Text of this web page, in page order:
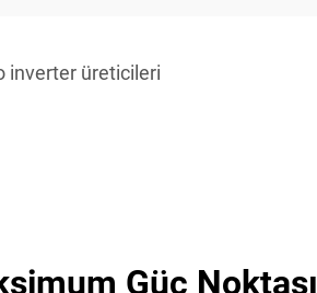
inverter üreticileri
Güç Noktası